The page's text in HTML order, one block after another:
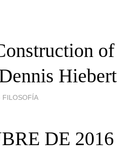
of
Hiebert
FILOSOFÍA
DE 2016